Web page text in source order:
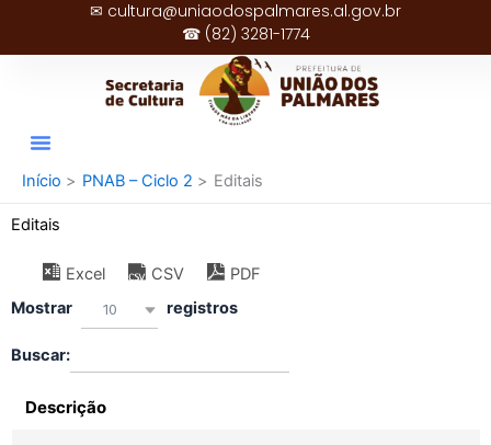
✉ cultura@uniaodospalmares.al.gov.br
☎ (82) 3281-1774
Início PNAB – Ciclo 2 Editais
Editais
Excel CSV
PDF
Mostrar
10 registros
Buscar:
Descrição